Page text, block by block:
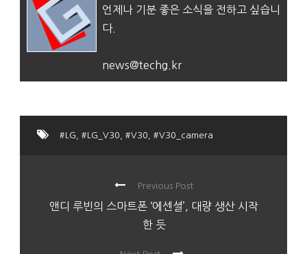
언제나 기분 좋은 소식을 전하고 싶습니
다.
news@techg.kr
#LG #LG_V30 #V30 #V30_camera
Previous Post
앤디 루빈의 스마트폰 ‘에센셜’, 대량 생산 시작
한 듯